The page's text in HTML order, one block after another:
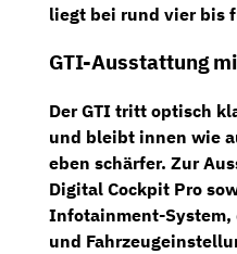
liegt bei rund vier bis
GTI-Ausstattung
Der GTI tritt optisch
und bleibt innen wie
eben schärfer. Zur
Digital Cockpit Pro
Infotainment-System,
und